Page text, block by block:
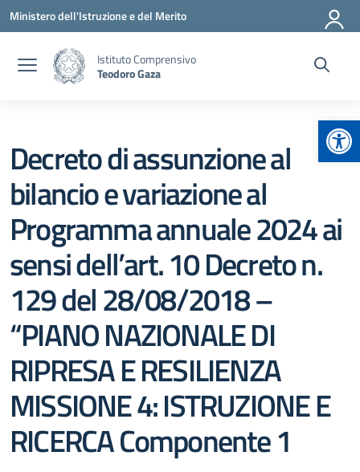
Vai ai contenuti
Vai al menu di navigazione
Vai al footer
Ministero dell'Istruzione e del Merito
Istituto Comprensivo
Teodoro Gaza
Decreto di assunzione al
bilancio e variazione al
Programma annuale 2024 ai
sensi dell’art. 10 Decreto n.
129 del 28/08/2018 –
“PIANO NAZIONALE DI
RIPRESA E RESILIENZA
MISSIONE 4: ISTRUZIONE E
RICERCA Componente 1